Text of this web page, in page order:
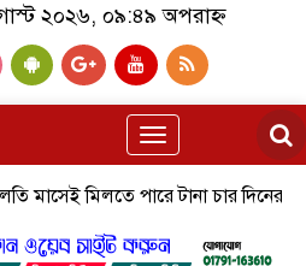
২০২৬, ০৯:৪৯ অপরাহ্ন
Toggle
navigation
মিলতে পারে টানা চার দিনের ছুটির